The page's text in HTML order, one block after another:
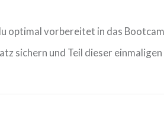
optimal vorbereitet in das
sichern und Teil dieser